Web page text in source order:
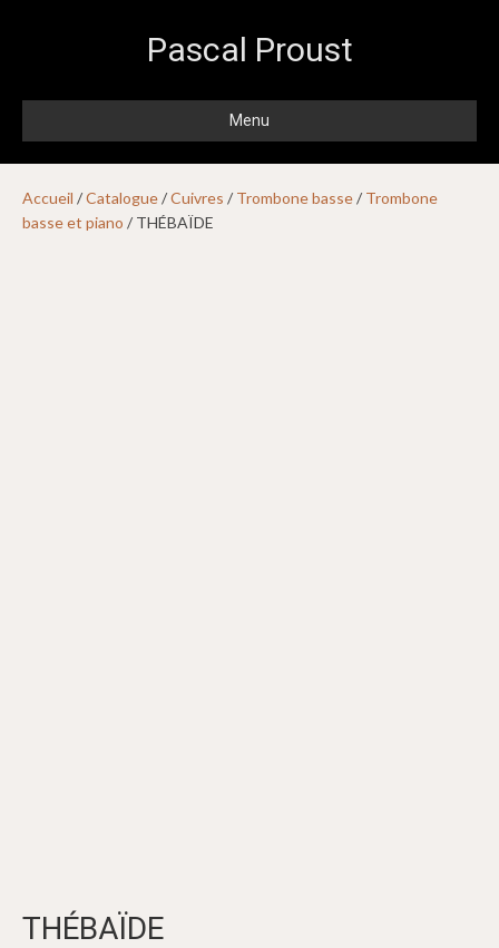
Pascal Proust
Menu
Accueil /Catalogue/Cuivres / Trombone basse/ Trombone
basse et piano / THÉBAÏDE
THÉBAÏDE